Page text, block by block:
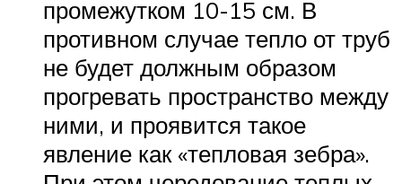
промежутком 10-15 см. В
противном случае тепло от труб
не будет должным образом
прогревать пространство между
ними, и проявится такое
явление как «тепловая зебра».